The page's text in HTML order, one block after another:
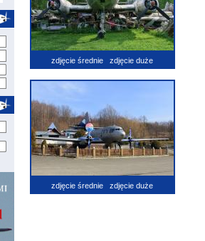
zdjęcie średnie zdjęcie duże
zdjęcie średnie zdjęcie duże